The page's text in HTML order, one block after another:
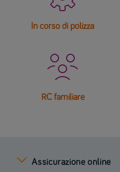
In corso di polizza

RC familiare
Assicurazione online